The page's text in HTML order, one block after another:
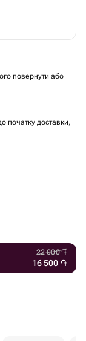
повернути або
початку доставки,
22 000֏
16 500 ֏